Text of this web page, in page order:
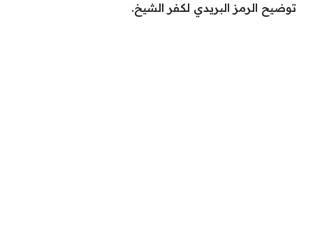
توضيح الرمز البريدي لكفر الشيخ.